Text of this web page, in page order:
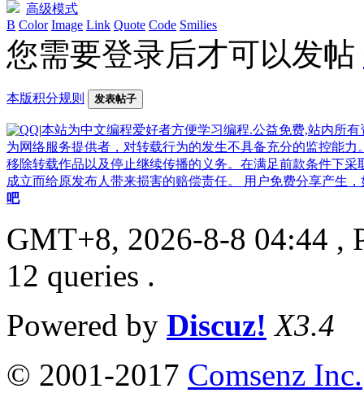
高级模式
B Color Image Link Quote Code Smilies
您需要登录后才可以发帖
本版积分规则 发表帖子
|本站为中文编程爱好者方便学习编程.公益免费,站内所
为网络服务提供者，对转载行为的发生不具备充分的监控能
移除转载作品以及停止继续传播的义务。在满足前款条件下
成立而给原发布人带来损害的赔偿责任。 用户免费分享产生
吧
GMT+8, 2026-8-8 04:44 ,
12 queries .
Powered by Discuz! X3.4
© 2001-2017 Comsenz Inc.